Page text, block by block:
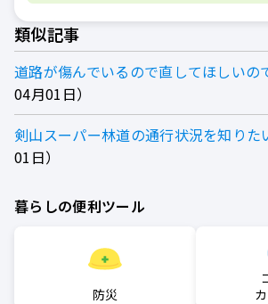
類似記事
道路が傷んでいるので直してほしいの
04月01日
剣山スーパー林道の通行状況を知りた
01日
暮らしの便利ツール
防災